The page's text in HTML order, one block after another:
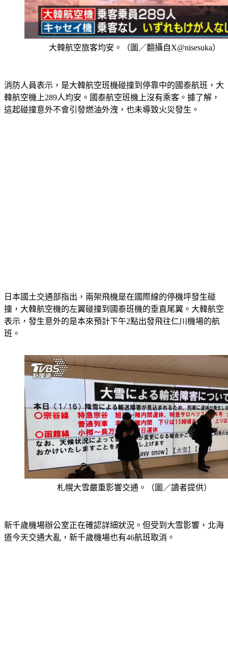
大韓航空旅客均安。（圖／翻攝自X@nisesuka）
韓航空機上289人均安。國泰航空班機上沒有乘客。據了解，
這起碰撞意外不會引發燃油外洩，也未導致火災發生。
撞，大韓航空機的左翼碰撞到國泰班機的垂直尾翼。大韓航空
表示，發生意外的是本來預計下午2點出發飛往仁川機場的航
班。
札幌大雪嚴重影響交通。（圖／讀者提供）
道今天交通大亂，新千歲機場也有46航班取消。